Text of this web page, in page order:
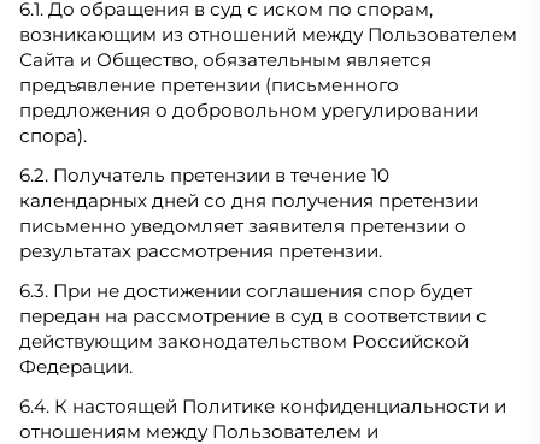
6.1. До обращения в суд с иском по спорам,
возникающим из отношений между Пользователем
Сайта и Общество, обязательным является
предъявление претензии (письменного
предложения о добровольном урегулировании
спора).
6.2. Получатель претензии в течение 10
календарных дней со дня получения претензии
письменно уведомляет заявителя претензии о
результатах рассмотрения претензии.
6.3. При не достижении соглашения спор будет
передан на рассмотрение в суд в соответствии с
действующим законодательством Российской
Федерации.
6.4. К настоящей Политике конфиденциальности и
отношениям между Пользователем и